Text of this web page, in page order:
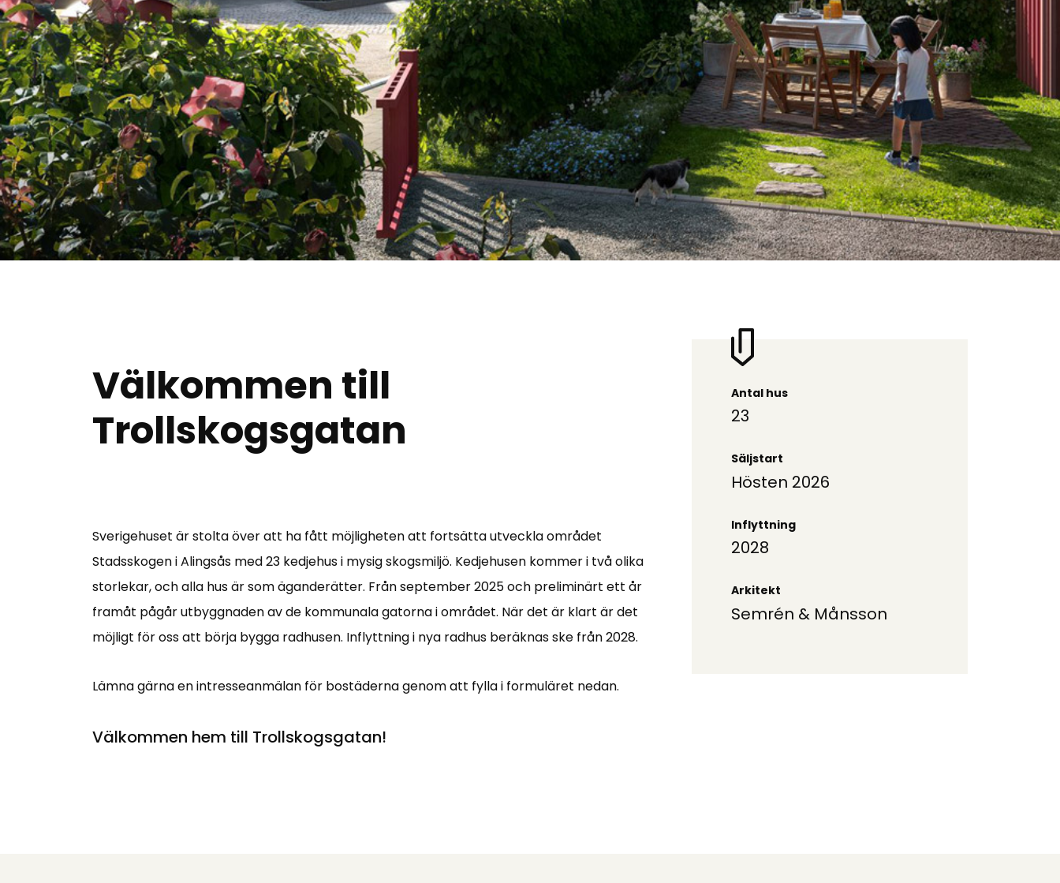
Välkommen till
Trollskogsgatan
Sverigehuset är stolta över att ha fått möjligheten att fortsätta utveckla området
Stadsskogen i Alingsås med 23 kedjehus i mysig skogsmiljö. Kedjehusen kommer i två olika
storlekar, och alla hus är som äganderätter. Från september 2025 och preliminärt ett år
framåt pågår utbyggnaden av de kommunala gatorna i området. När det är klart är det
möjligt för oss att börja bygga radhusen. Inflyttning i nya radhus beräknas ske från 2028.
Lämna gärna en intresseanmälan för bostäderna genom att fylla i formuläret nedan.
Välkommen hem till Trollskogsgatan!
Antal hus
23
Säljstart
Hösten 2026
Inflyttning
2028
Arkitekt
Semrén & Månsson